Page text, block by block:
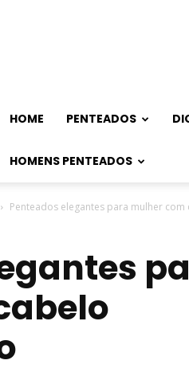
HOME PENTEADOS
HOMENS PENTEADOS
Penteados elegantes para mulher